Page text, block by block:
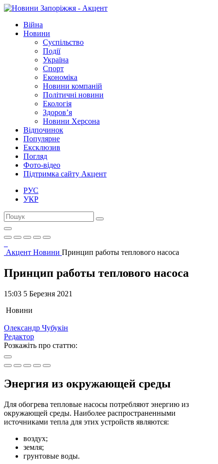
Війна
Новини
Суспільство
Події
Україна
Спорт
Економіка
Новини компаній
Політичні новини
Екологія
Здоров’я
Новини Херсона
Відпочинок
Популярне
Ексклюзив
Погляд
Фото-відео
Підтримка сайту Акцент
РУС
УКР
Акцент Новини Принцип работы теплового насоса
Принцип работы теплового насоса
15:03 5 Березня 2021
Новини
Олександр Чубукін
Редактор
Розкажіть про статтю:
Энергия из окружающей среды
Для обогрева тепловые насосы потребляют энергию из
окружающей среды. Наиболее распространенными
источниками тепла для этих устройств являются:
воздух;
земля;
грунтовые воды.